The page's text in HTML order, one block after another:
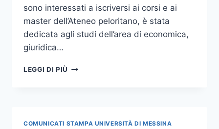
sono interessati a iscriversi ai corsi e ai
master dell’Ateneo peloritano, è stata
dedicata agli studi dell’area di economica,
giuridica…
LEGGI DI PIÙ INAUGURATO
COMUNICATI STAMPA UNIVERSITÀ DI MESSINA